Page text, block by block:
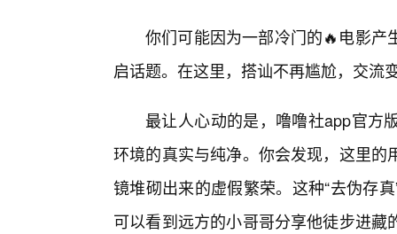
你们可能因为一部冷门的🔥电影产
启话题。在这里，搭讪不再尴尬，交流
最让人心动的是，噜噜社app官方
环境的真实与纯净。你会发现，这里
镜堆砌出来的虚假繁荣。这种“去伪存
可以看到远方的小哥哥分享他徒步进